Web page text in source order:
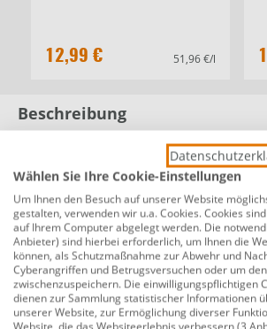
51,96 €/l
12,99 €
Beschreibung
Liqui Moly Motoröl Top Tec
L
Produktnummer:0680550692
Für Benzin- und Dieselfahrzeuge
Speziell für Fahrzeuge von Audi,
Volkswagen-Gruppe entwickelt, die
Motorölstrategie 2020/2021 in
Modellen weltweit einen
Wählen Sie Ihre Cookie-Einstellungen
Um Ihnen den Besuch auf unserer Website
gestalten, verwenden wir u.a. Cookies. Cookies
auf Ihrem Computer abgelegt werden. Die
Anbieter) sind hierbei erforderlich, um Ihnen die
können, als Schutzmaßnahme zur Abwehr und
Cyberangriffen und Betrugsversuchen oder um
zwischenzuspeichern. Die einwilligungspflichtigen
dienen zur Sammlung statistischer Informationen
unserer Website, zur Ermöglichung diverser